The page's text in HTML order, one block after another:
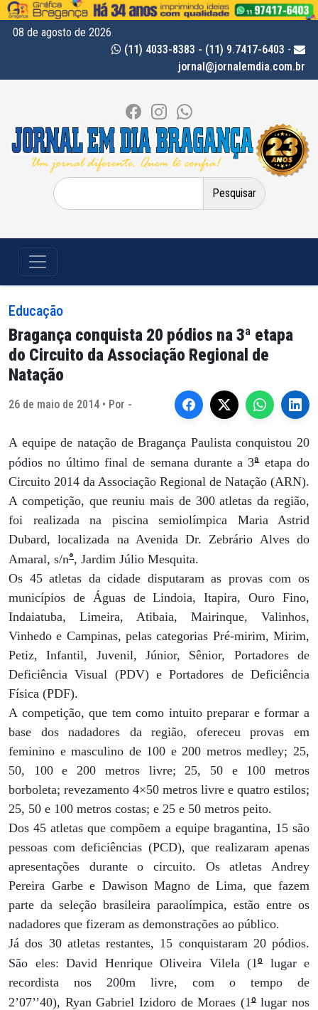
08 de agosto de 2026
(11) 4033-8383 - (11) 9.7417-6403 -
jornal@jornalemdia.com.br
Pesquisar
por:
Educação
Bragança conquista 20 pódios na 3ª etapa
do Circuito da Associação Regional de
Natação
26 de maio de 2014 • Por -
A equipe de natação de Bragança Paulista conquistou 20
pódios no último final de semana durante a 3ªetapa do
Circuito 2014 da Associação Regional de Natação (ARN).
A competição, que reuniu mais de 300 atletas da região,
foi realizada na piscina semiolímpica Maria Astrid
Dubard, localizada na Avenida Dr. Zebrário Alves do
Amaral, s/n°, Jardim Júlio Mesquita.
Os 45 atletas da cidade disputaram as provas com os
municípios de Águas de Lindoia, Itapira, Ouro Fino,
Indaiatuba, Limeira, Atibaia, Mairinque, Valinhos,
Vinhedo e Campinas, pelas categorias Pré-mirim, Mirim,
Petiz, Infantil, Juvenil, Júnior, Sênior, Portadores de
Deficiência Visual (PDV) e Portadores de Deficiência
Física (PDF).
A competição, que tem como intuito preparar e formar a
base dos nadadores da região, ofereceu provas em
feminino e masculino de 100 e 200 metros medley; 25,
50, 100 e 200 metros livre; 25, 50 e 100 metros
borboleta; revezamento 4×50 metros livre e quatro estilos;
25, 50 e 100 metros costas; e 25 e 50 metros peito.
Dos 45 atletas que compõem a equipe bragantina, 15 são
pessoas com deficiências (PCD), que realizaram apenas
apresentações durante o circuito. Os atletas Andrey
Pereira Garbe e Dawison Magno de Lima, que fazem
parte da seleção brasileira paraolímpica, estão entre os
nadadores que fizeram as demonstrações ao público.
Já dos 30 atletas restantes, 15 conquistaram 20 pódios.
São eles: David Henrique Oliveira Vilela (1º lugar e
recordista nos 200m livre, com o tempo de
2’07’’40), Ryan Gabriel Izidoro de Moraes (1ºlugar nos